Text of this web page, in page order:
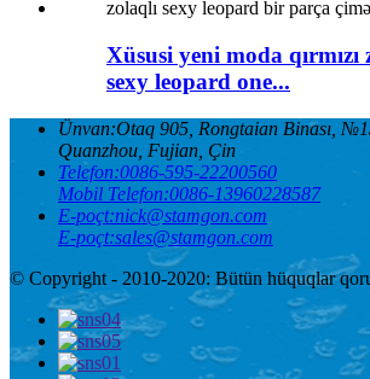
Xüsusi yeni moda
sexy leopard one...
Ünvan:Otaq 905, Rongtaian Binası,
Quanzhou, Fujian, Çin
Telefon:0086-595-22200560
Mobil Telefon:0086-13960228587
E-poçt:nick@stamgon.com
E-poçt:sales@stamgon.com
© Copyright - 2010-2020: Bütün hüquqlar